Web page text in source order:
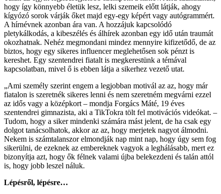
hogy így könnyebb életük lesz, lelki szemeik előtt látják, ahogy
kígyózó sorok várják őket majd egy-egy képért vagy autógrammért.
A hírnévnek azonban ára van. A hozzájuk kapcsolódó
pletykálkodás, a kibeszélés és álhírek azonban egy idő után traumát
okozhatnak. Nehéz megmondani mindez mennyire kifizetődő, de az
biztos, hogy egy sikeres influencer meglehetősen sok pénzt is
kereshet. Egy szentendrei fiatalt is megkerestünk a témával
kapcsolatban, mivel ő is ebben látja a sikerhez vezető utat.
„Ami személy szerint engem a legjobban motivál az az, hogy már
fiatalon is szeretnék sikeres lenni és nem szeretném megvárni ezzel
az idős vagy a középkort – mondja Forgács Máté, 19 éves
szentendrei gimnazista, aki a TikTokra tölt fel motivációs videókat. –
Tudom, hogy a siker mindenki számára mást jelent, de ha csak egy
dolgot tanácsolhatok, akkor az az, hogy merjetek nagyot álmodni.
Nekem is számtalanszor elmondják nap mint nap, hogy úgy sem fog
sikerülni, de ezeknek az embereknek vagyok a leghálásabb, mert ez
bizonyítja azt, hogy ők félnek valami újba belekezdeni és talán attól
is, hogy jobb leszel náluk.
Lépésről, lépésre…